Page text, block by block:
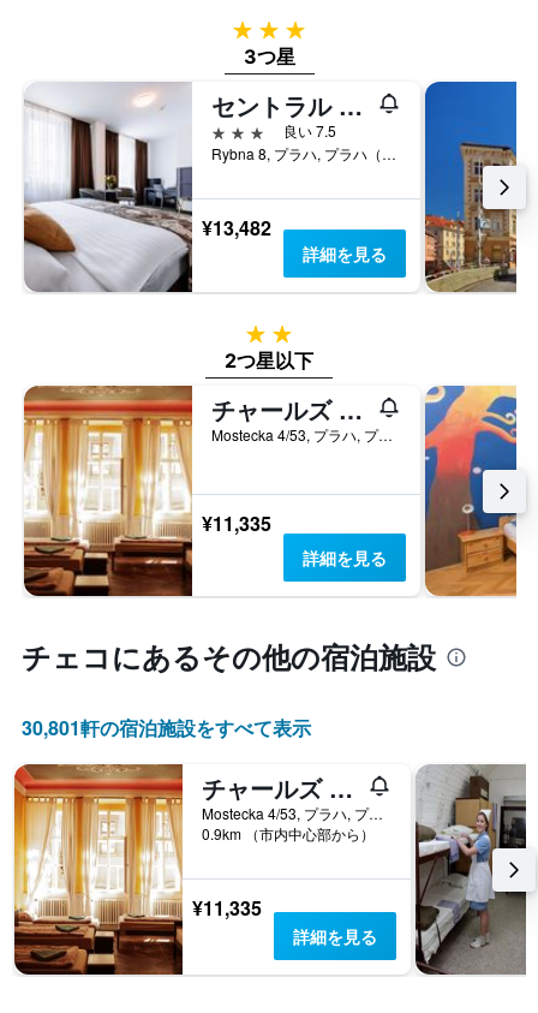
3つ星
3つ星
セントラル ホテル プラハ
3つ星
良い 7.5
Rybna 8, プラハ, プラハ（行政区）, チェコ
¥13,482
詳細を見る
2つ星
2つ星以下
チャールズ ブリッジ ホステル＆アパートメンツ
Mostecka 4/53, プラハ, プラハ（行政区）, チェコ
¥11,335
詳細を見る
チェコ​にあるその他の宿泊施設
30,801​軒の宿泊施設をすべて表示
チャールズ ブリッジ ホステル＆アパートメンツ
Mostecka 4/53, プラハ, プラハ（行政区）, チェコ
0.9km （市内中心部から）
¥11,335
詳細を見る